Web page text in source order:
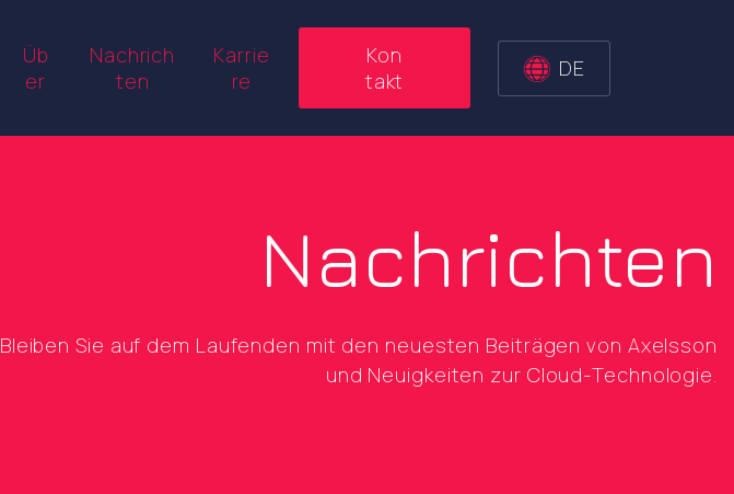
Üb
er
Nachrich
ten
Karrie
re
Kon
takt
DE
Nachrichten
Bleiben Sie auf dem Laufenden mit den neuesten Beiträgen von Axelsson
und Neuigkeiten zur Cloud-Technologie.